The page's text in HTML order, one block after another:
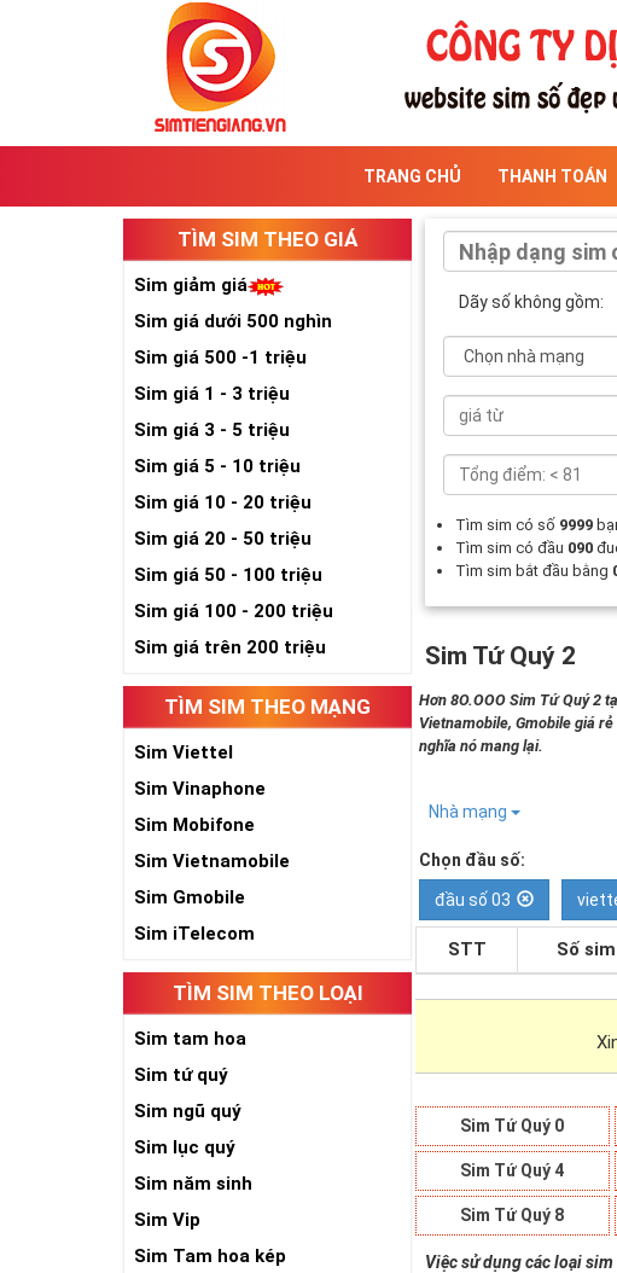
TRANG CHỦ THANH TOÁN
TÌM SIM THEO GIÁ
Sim giảm giá
Sim giá dưới 500 nghìn
Sim giá 500 -1 triệu
Sim giá 1 - 3 triệu
Sim giá 3 - 5 triệu
Sim giá 5 - 10 triệu
Sim giá 10 - 20 triệu
Sim giá 20 - 50 triệu
Sim giá 50 - 100 triệu
Sim giá 100 - 200 triệu
Sim giá trên 200 triệu
TÌM SIM THEO MẠNG
Sim Viettel
Sim Vinaphone
Sim Mobifone
Sim Vietnamobile
Sim Gmobile
Sim iTelecom
TÌM SIM THEO LOẠI
Sim tam hoa
Sim tứ quý
Sim ngũ quý
Sim lục quý
Sim năm sinh
Sim Vip
Sim Tam hoa kép
Dãy số không gồm:
Tìm sim có số 9999
Tìm sim có đầu 090
Tìm sim bắt đầu bằng
Sim Tứ Quý 2
Hơn 8O.OOO Sim Tứ Quý 2
Vietnamobile, Gmobile giá
nghĩa nó mang lại.
Nhà mạng
Chọn đầu số:
đầu số 03
STT Số sim
Sim Tứ Quý 0
Sim Tứ Quý 4
Sim Tứ Quý 8
Việc sử dụng các loại